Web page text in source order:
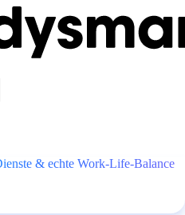
& echte Work-Life-Balance